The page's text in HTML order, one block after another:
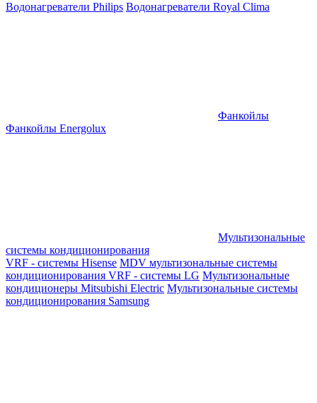
Водонагреватели Philips Водонагреватели Royal Clima
Фанкойлы
Фанкойлы Energolux
Мультизональные
системы кондиционирования
VRF - системы Hisense MDV мультизональные системы
кондиционирования VRF - системы LG Мультизональные
кондиционеры Mitsubishi Electric Мультизональные системы
кондиционирования Samsung